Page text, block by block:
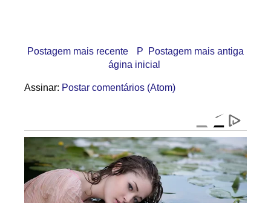
Postagem mais recente Postagem mais antiga
P
ágina inicial
Assinar: Postar comentários (Atom)